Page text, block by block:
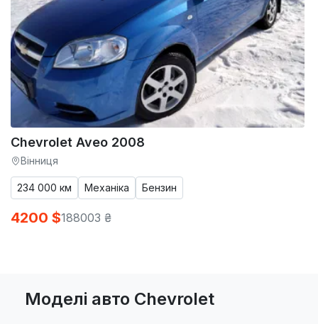
Chevrolet Aveo 2008
Вінниця
234 000 км Механіка Бензин
4200 $188003 ₴
Моделі авто Chevrolet